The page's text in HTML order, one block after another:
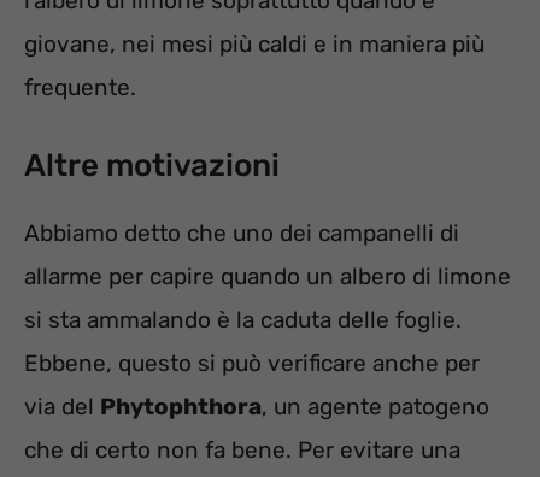
giovane, nei mesi più caldi e in maniera più
frequente.
Altre motivazioni
Abbiamo detto che uno dei campanelli di
allarme per capire quando un albero di limone
si sta ammalando è la caduta delle foglie.
Ebbene, questo si può verificare anche per
via del Phytophthora, un agente patogeno
che di certo non fa bene. Per evitare una